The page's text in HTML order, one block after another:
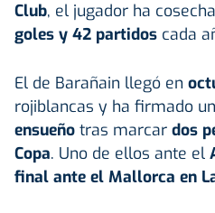
Club, el jugador ha
goles y 42 partidos cada
El de Barañain llegó en
rojiblancas y ha firmado
ensueño tras marcar dos
Copa. Uno de ellos ante el
final ante el Mallorca en